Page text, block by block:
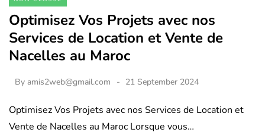
Optimisez Vos Projets avec nos
Services de Location et Vente de
Nacelles au Maroc
By amis2web@gmail.com 21 September 2024
Optimisez Vos Projets avec nos Services de Location et
Vente de Nacelles au Maroc Lorsque vous…